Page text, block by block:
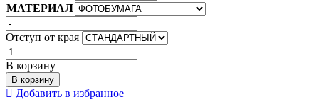
МАТЕРИАЛ
Отступ от края
Количество
товара
АФРИКАНСКИЕ
МОТИВЫ
В корзину
В корзину
Добавить в избранное